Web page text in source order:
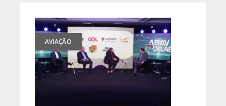
AVIAÇÃO